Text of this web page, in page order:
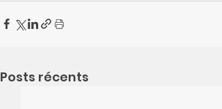
Posts récents